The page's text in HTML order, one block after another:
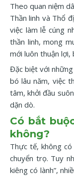
Theo quan niệm
Thần linh và Thổ
việc làm lễ cúng
thần linh, mong
mới luôn thuận lợi,
Đặc biệt với
bó lâu năm, việc
tâm, khởi đầu
dặn dò.
Có bắt
không?
Thực tế, không
chuyển trọ. Tuy
kiêng có lành”,